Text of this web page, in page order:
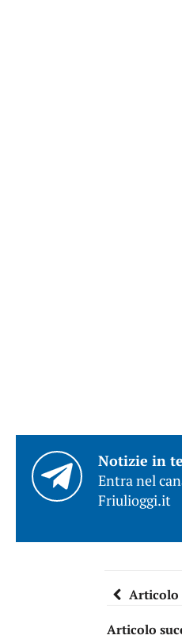
Notizie in
Entra nel
Friulioggi.it
Articolo
Articolo